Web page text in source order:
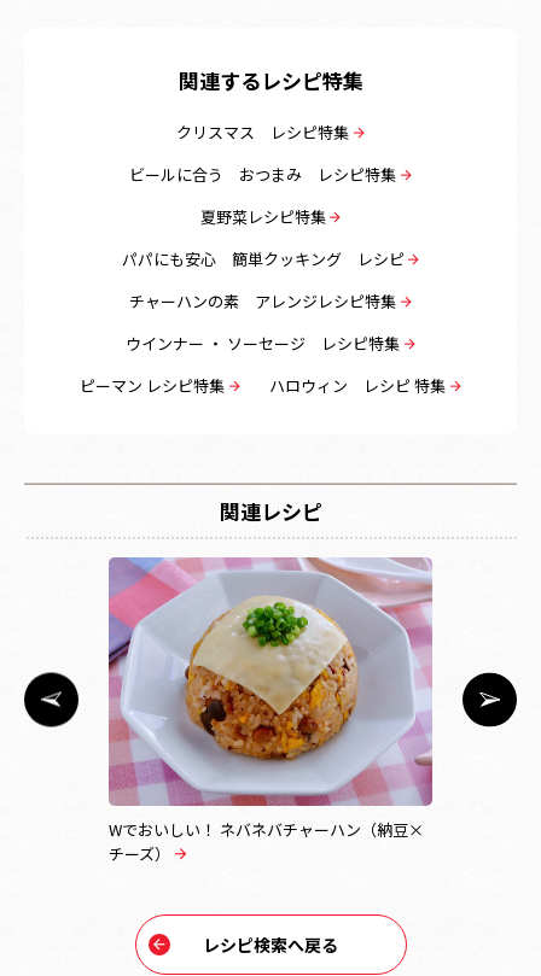
関連するレシピ特集
クリスマス レシピ特集
ビールに合う おつまみ レシピ特集
夏野菜レシピ特集
パパにも安心 簡単クッキング レシピ
チャーハンの素 アレンジレシピ特集
ウインナー ・ ソーセージ レシピ特集
ピーマン レシピ特集
ハロウィン レシピ 特集
関連レシピ
Wでおいしい！ ネバネバチャーハン（納豆×
チーズ）
レシピ検索へ戻る